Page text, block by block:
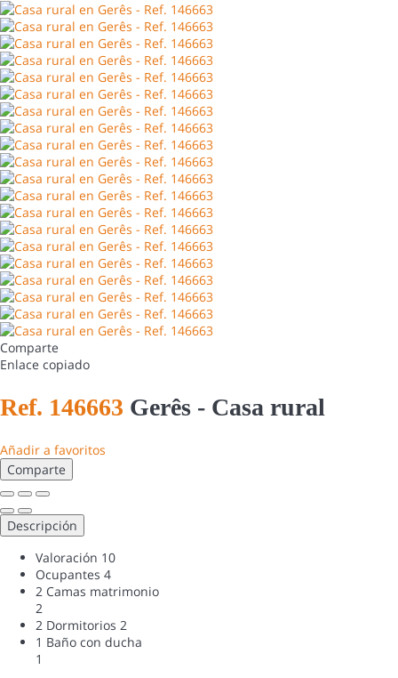
Comparte
Enlace copiado
Ref. 146663 Gerês - Casa rural
Añadir a favoritos
Comparte
Descripción
Valoración 10
Ocupantes 4
2 Camas matrimonio
2
2 Dormitorios 2
1 Baño con ducha
1